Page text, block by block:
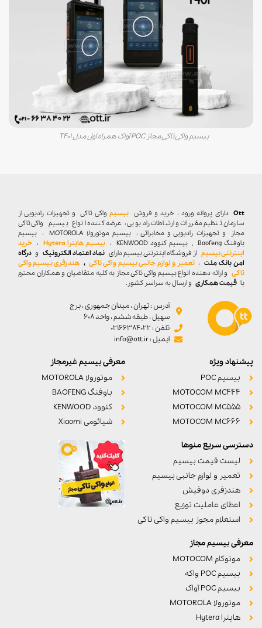
بیسیم واکی تاکی مجاز POC آواک همراه اول مدل T401
Ottدارای پروانه ورود ، خرید و فروش بیسیمواکی تاکیو تجهیزات رادیویی از
سازمان تنظیم مقررات و ارتباطات رادیویی : عرضه کننده انواع بیسیم واکی تاکی
مجاز و تجهیزات رادیویی و مخابراتی ، بیسیم موتورولا MOTOROLA ، بیسیم
باوفنگ Baofeng , بیسیم کنوود KENWOOD ،
بیسیم هایترا Hytera ، خرید
اینترنتی بیسیم از فروشگاه اینترنتی بیسیم دارای نماد اعتماد الکترونیک و درگاه
امن بانک ملت،تعمیر و لوازم جانبی بیسیم واکی تاکی،هندزفری بیسیم واکی
تاکی و ارائه دهنده انواع بیسیم واکی تاکی مجاز به کلیه متقاضیان و همکاران محترم
با قیمت همکاری و ارسال به سراسر کشور.
آدرس : تهران ، میدان جمهوری ، برج
سهیل ، طبقه ششم ، واحد ۶۰۸
تلفن : 02166384022
ایمیل : info@ott.ir
پیشنهاد ویژه
بیسیم POC
MOTOCOM MC444
MOTOCOM MC555
MOTOCOM MC666
دسترسی سریع منوها
لیست قیمت بیسیم
تعمیر و لوازم جانبی بیسیم
هندزفری دوفیش
اعطای عاملیت توزیع
استعلام مجوز بیسیم واکی تاکی
معرفی بیسیم غیرمجاز
موتورولا MOTOROLA
باوفنگ BAOFENG
کنوود KENWOOD
شیائومی Xiaomi
معرفی بیسیم مجاز
موتوکام MOTOCOM
بیسیم POC واکه
بیسیم POC آواک
موتورولا MOTOROLA
هایترا Hytera